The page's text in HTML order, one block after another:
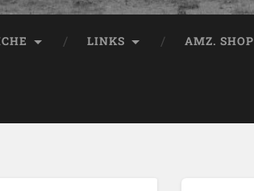
LINKS AMZ. SHOP